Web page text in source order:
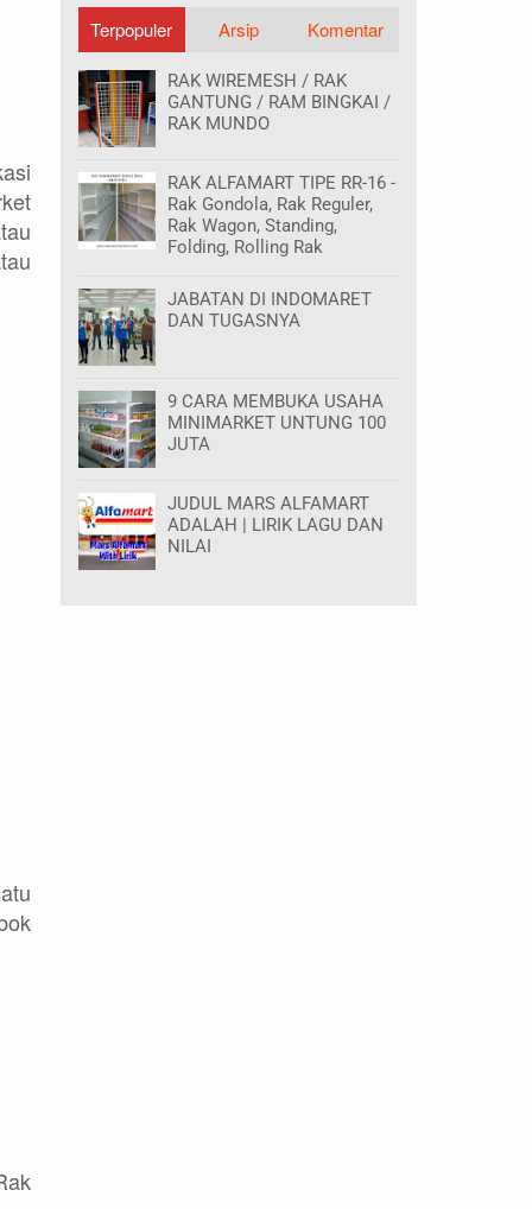
Terpopuler Arsip Komentar
RAK WIREMESH / RAK
GANTUNG / RAM BINGKAI /
RAK MUNDO
RAK ALFAMART TIPE RR-16 -
Rak Gondola, Rak Reguler,
Rak Wagon, Standing,
Folding, Rolling Rak
JABATAN DI INDOMARET
DAN TUGASNYA
9 CARA MEMBUKA USAHA
MINIMARKET UNTUNG 100
JUTA
JUDUL MARS ALFAMART
ADALAH | LIRIK LAGU DAN
NILAI